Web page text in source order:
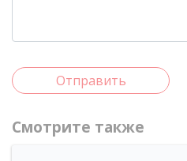
Отправить
Смотрите также